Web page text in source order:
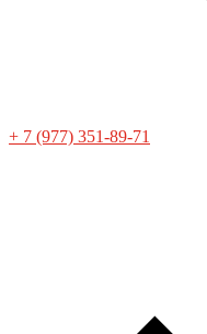
+ 7 (977) 351-89-71